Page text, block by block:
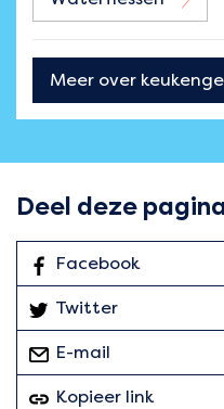
Meer over
Deel deze
Facebook: Deel
Twitter
E-mail
Kopieer linkvan